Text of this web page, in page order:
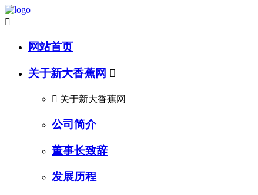

网站首页
关于新大香蕉网 
 关于新大香蕉网
公司简介
董事长致辞
发展历程